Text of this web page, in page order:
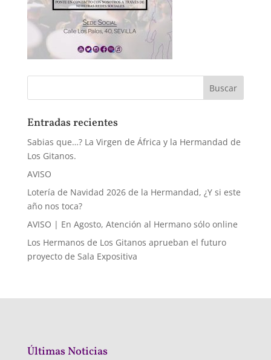
Entradas recientes
Sabias que…? La Virgen de África y la Hermandad de
Los Gitanos.
AVISO
Lotería de Navidad 2026 de la Hermandad, ¿Y si este
año nos toca?
AVISO | En Agosto, Atención al Hermano sólo online
Los Hermanos de Los Gitanos aprueban el futuro
proyecto de Sala Expositiva
Últimas Noticias